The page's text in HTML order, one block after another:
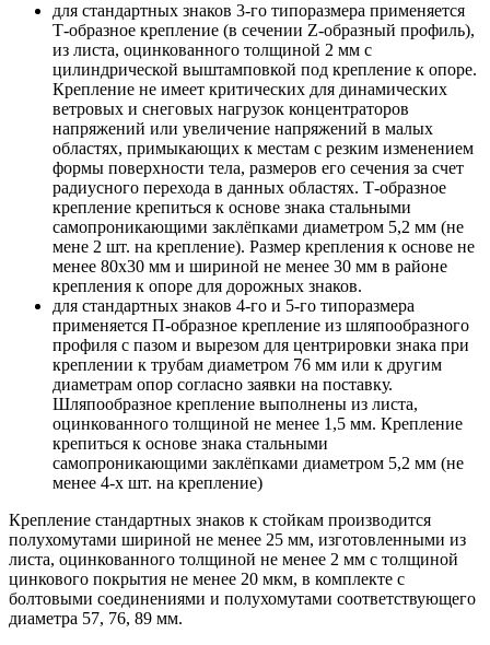
для стандартных знаков 3-го типоразмера применяется
Т-образное крепление (в сечении Z-образный профиль),
из листа, оцинкованного толщиной 2 мм с
цилиндрической выштамповкой под крепление к опоре.
Крепление не имеет критических для динамических
ветровых и снеговых нагрузок концентраторов
напряжений или увеличение напряжений в малых
областях, примыкающих к местам с резким изменением
формы поверхности тела, размеров его сечения за счет
радиусного перехода в данных областях. Т-образное
крепление крепиться к основе знака стальными
самопроникающими заклёпками диаметром 5,2 мм (не
мене 2 шт. на крепление). Размер крепления к основе не
менее 80х30 мм и шириной не менее 30 мм в районе
крепления к опоре для дорожных знаков.
для стандартных знаков 4-го и 5-го типоразмера
применяется П-образное крепление из шляпообразного
профиля с пазом и вырезом для центрировки знака при
креплении к трубам диаметром 76 мм или к другим
диаметрам опор согласно заявки на поставку.
Шляпообразное крепление выполнены из листа,
оцинкованного толщиной не менее 1,5 мм. Крепление
крепиться к основе знака стальными
самопроникающими заклёпками диаметром 5,2 мм (не
менее 4-х шт. на крепление)
Крепление стандартных знаков к стойкам производится
полухомутами шириной не менее 25 мм, изготовленными из
листа, оцинкованного толщиной не менее 2 мм с толщиной
цинкового покрытия не менее 20 мкм, в комплекте с
болтовыми соединениями и полухомутами соответствующего
диаметра 57, 76, 89 мм.